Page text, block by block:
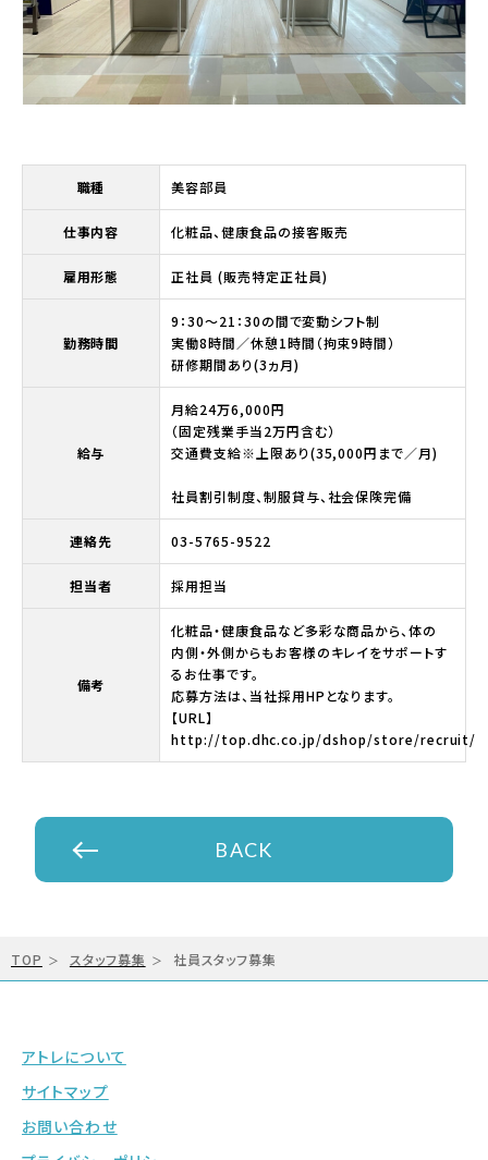
職種 美容部員
仕事内容 化粧品、健康食品の接客販売
雇用形態 正社員 (販売特定正社員)
勤務時間
9：30～21：30の間で変動シフト制
実働8時間／休憩1時間（拘束9時間）
研修期間あり(3ヵ月)
給与
月給24万6,000円
（固定残業手当2万円含む）
交通費支給※上限あり(35,000円まで／月)
社員割引制度、制服貸与、社会保険完備
連絡先 03-5765-9522
担当者 採用担当
備考
化粧品・健康食品など多彩な商品から、体の
内側・外側からもお客様のキレイをサポートす
るお仕事です。
応募方法は、当社採用HPとなります。
【URL】
http://top.dhc.co.jp/dshop/store/recruit/
BACK
TOP スタッフ募集 社員スタッフ募集
アトレについて
サイトマップ
お問い合わせ